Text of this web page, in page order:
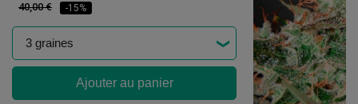
40,00 € -15%
Ajouter au panier